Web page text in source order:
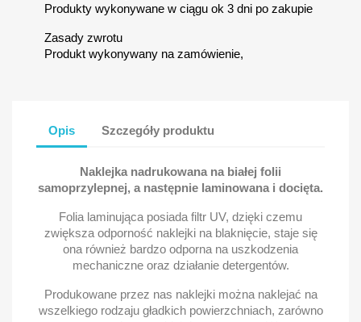
Produkty wykonywane w ciągu ok 3 dni po zakupie
Zasady zwrotu
Produkt wykonywany na zamówienie,
Opis Szczegóły produktu
Naklejka nadrukowana na białej folii
samoprzylepnej, a następnie laminowana i docięta.
Folia laminująca posiada filtr UV, dzięki czemu
zwiększa odporność naklejki na blaknięcie, staje się
ona również bardzo odporna na uszkodzenia
mechaniczne oraz działanie detergentów.
Produkowane przez nas naklejki można naklejać na
wszelkiego rodzaju gładkich powierzchniach, zarówno